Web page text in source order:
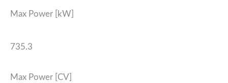
Max Power [kW]
735.3
Max Power [CV]